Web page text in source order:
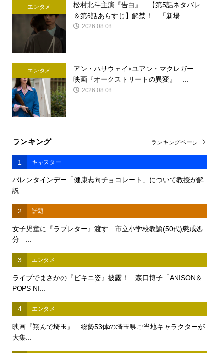
エンタメ
松村北斗主演『告白』 【第5話ネタバレ
＆第6話あらすじ】解禁！ 「新場...
2026.08.08
エンタメ
アン・ハサウェイ×ユアン・マクレガー
映画『オークストリートの異変』 ...
2026.08.08
ランキング
1 キャスター
バレンタインデー「健康志向チョコレート」について教授が解
説
2 話題
女子児童に『ラブレター』渡す 市立小学校教諭(50代)懲戒処
分 ...
3 エンタメ
ライブでまさかの『ビキニ姿』披露！ 森口博子「ANISON＆
POPS NI...
4 エンタメ
映画『翔んで埼玉』 総勢53体の埼玉県ご当地キャラクターが
大集...
ランキングページ